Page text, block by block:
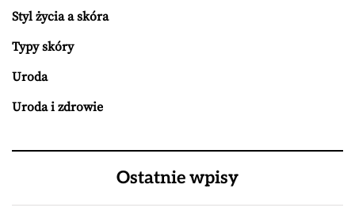
Styl życia a skóra
Typy skóry
Uroda
Uroda i zdrowie
Ostatnie wpisy